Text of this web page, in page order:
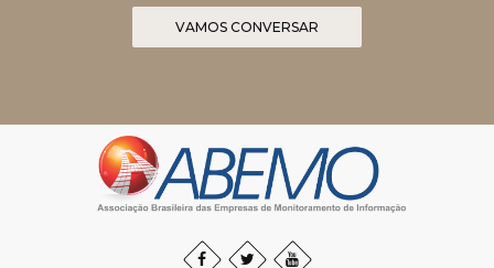
VAMOS CONVERSAR